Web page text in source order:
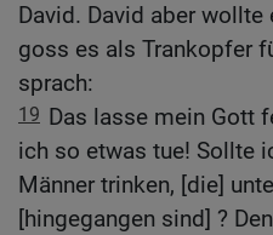
David. David aber
goss es als Trankopfer
sprach:
19 Das lasse mein Gott
ich so etwas tue! Sollte
Männer trinken, [die]
[hingegangen sind] ?